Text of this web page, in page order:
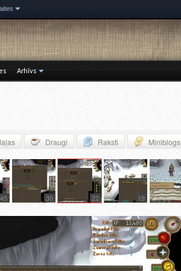
Arhīvs
Draugi Raksti Miniblogs
45 30 22 19